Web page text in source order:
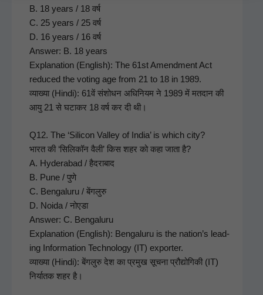
B. 18 years / 18 वर्ष
C. 25 years / 25 वर्ष
D. 16 years / 16 वर्ष
Answer: B. 18 years
Expla­na­tion (Eng­lish): The 61st Amend­ment Act
reduced the vot­ing age from 21 to 18 in 1989.
व्याख्या (Hin­di): 61वें संशोधन अधिनियम ने 1989 में मतदान की
आयु 21 से घटाकर 18 वर्ष कर दी थी।
Q12. The ‘Sil­i­con Val­ley of India’ is which city?
भारत की ‘सिलिकॉन वैली’ किस शहर को कहा जाता है?
A. Hyder­abad / हैदराबाद
B. Pune / पुणे
C. Ben­galu­ru / बेंगलुरु
D. Noi­da / नोएडा
Answer: C. Ben­galu­ru
Expla­na­tion (Eng­lish): Ben­galu­ru is the nation’s lead­
ing Infor­ma­tion Tech­nol­o­gy (IT) exporter.
व्याख्या (Hin­di): बेंगलुरु देश का प्रमुख सूचना प्रौद्योगिकी (IT)
निर्यातक शहर है।